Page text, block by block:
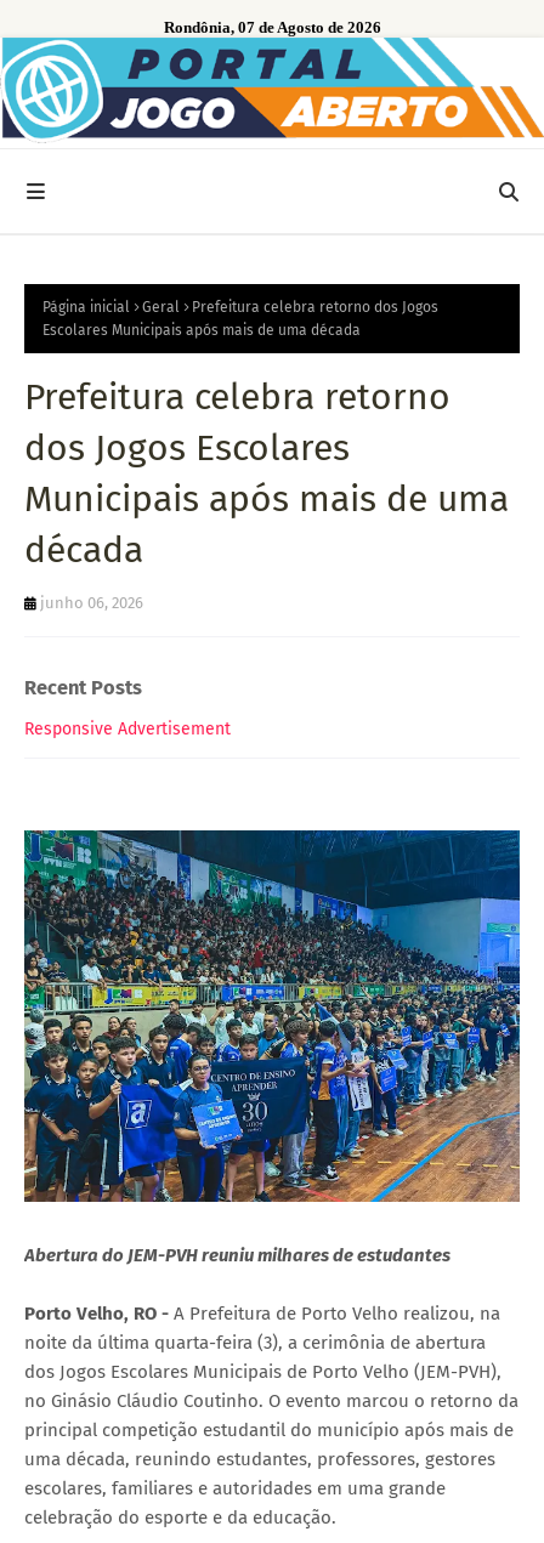
Rondônia, 07 de Agosto de 2026
Página inicial Geral
Prefeitura celebra retorno dos Jogos
Escolares Municipais após mais de uma década
Prefeitura celebra retorno
dos Jogos Escolares
Municipais após mais de uma
década
junho 06, 2026
Recent Posts
Responsive Advertisement
Abertura do JEM-PVH reuniu milhares de estudantes
Porto Velho, RO - A Prefeitura de Porto Velho realizou, na
noite da última quarta-feira (3), a cerimônia de abertura
dos Jogos Escolares Municipais de Porto Velho (JEM-PVH),
no Ginásio Cláudio Coutinho. O evento marcou o retorno da
principal competição estudantil do município após mais de
uma década, reunindo estudantes, professores, gestores
escolares, familiares e autoridades em uma grande
celebração do esporte e da educação.